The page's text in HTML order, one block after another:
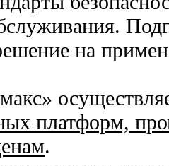
на
платформ,
.